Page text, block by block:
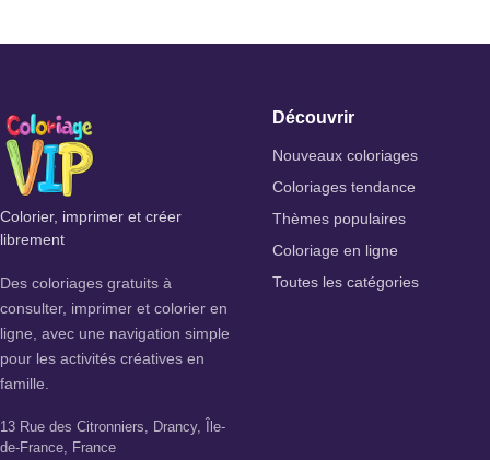
Colorier, imprimer et créer
librement
Des coloriages gratuits à
consulter, imprimer et colorier en
ligne, avec une navigation simple
pour les activités créatives en
famille.
13 Rue des Citronniers, Drancy, Île-
de-France, France
Découvrir
Nouveaux coloriages
Coloriages tendance
Thèmes populaires
Coloriage en ligne
Toutes les catégories